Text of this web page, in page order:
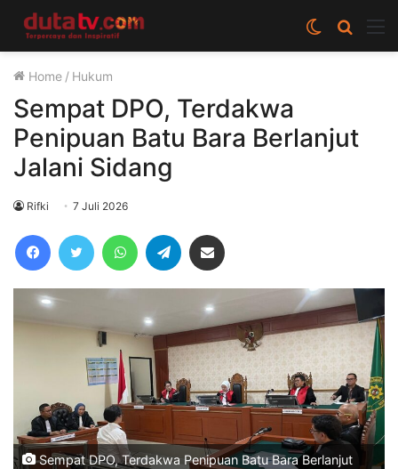
Cari
berita
Switch
skin
Home / Hukum
Sempat DPO, Terdakwa
Penipuan Batu Bara Berlanjut
Jalani Sidang
Rifki 7 Juli 2026
FacebookTwitter WhatsAppTelegram
Sempat DPO, Terdakwa Penipuan Batu Bara Berlanjut